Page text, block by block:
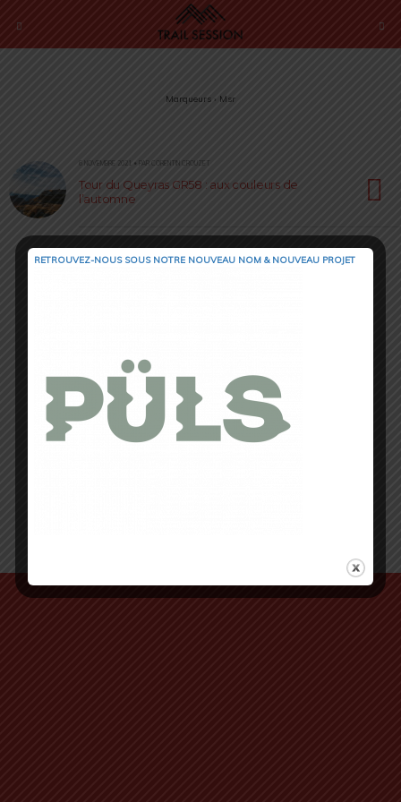
Marqueurs › Msr
6 NOVEMBRE 2021 • PAR CORENTIN CROUZET
Tour du Queyras GR58 : aux couleurs de
l’automne
RETROUVEZ-NOUS SOUS NOTRE NOUVEAU NOM & NOUVEAU PROJET